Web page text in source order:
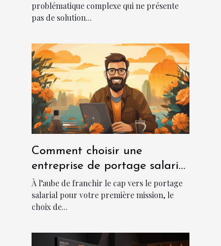
France
problématique complexe qui ne présente
pas de solution...
Comment choisir une
entreprise de portage salarial
?
À l’aube de franchir le cap vers le portage
salarial pour votre première mission, le
choix de...